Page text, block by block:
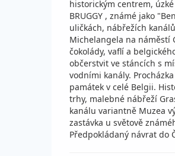
historickým centrem,
BRUGGY , známé jako
uličkách, nábřežích
Michelangela na náměstí
čokolády, vaflí a
občerstvit ve stáncích s
vodními kanály.
památek v celé Belgii.
trhy, malebné nábřeží
kanálu variantně Muzea
zastávka u světově
Předpokládaný návrat do